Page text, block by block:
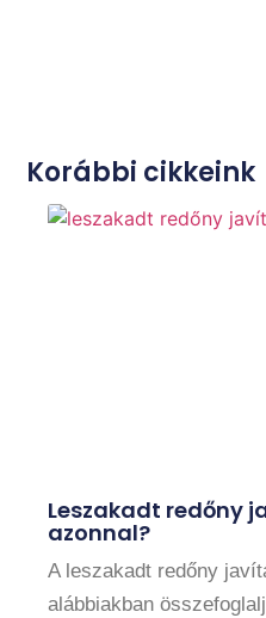
Korábbi cikkeink
Leszakadt redőny
azonnal?
A leszakadt redőny
alábbiakban